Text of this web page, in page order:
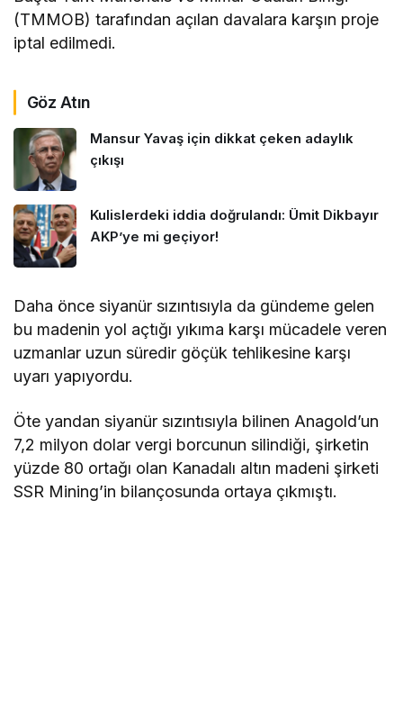
(TMMOB) tarafından açılan davalara karşın proje
iptal edilmedi.
Göz Atın
Mansur Yavaş için dikkat çeken adaylık
çıkışı
Kulislerdeki iddia doğrulandı: Ümit Dikbayır
AKP’ye mi geçiyor!
Daha önce siyanür sızıntısıyla da gündeme gelen
bu madenin yol açtığı yıkıma karşı mücadele veren
uzmanlar uzun süredir göçük tehlikesine karşı
uyarı yapıyordu.
Öte yandan siyanür sızıntısıyla bilinen Anagold’un
7,2 milyon dolar vergi borcunun silindiği, şirketin
yüzde 80 ortağı olan Kanadalı altın madeni şirketi
SSR Mining’in bilançosunda ortaya çıkmıştı.